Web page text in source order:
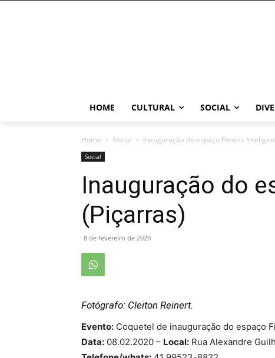
HOME CULTURAL SOCIAL
Home Social Inauguração do espaço Fitness
Social
Inauguração do
(Piçarras)
8 de fevereiro de 2020
Fotógrafo: Cleiton Reinert.
Evento: Coquetel de inauguração do espaço
Data: 08.02.2020 – Local: Rua Alexandre